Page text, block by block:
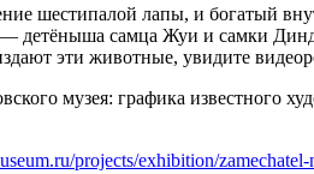
шестипалой лапы, и богатый
самца Жуи и самки
эти животные, увидите
музея: графика
projects/exhibition/zamechatel-